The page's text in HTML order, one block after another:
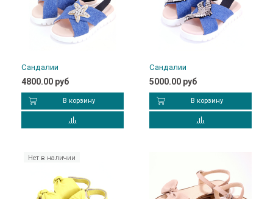
Сандалии
4800.00 руб
В корзину
Сандалии
5000.00 руб
В корзину
Нет в наличии